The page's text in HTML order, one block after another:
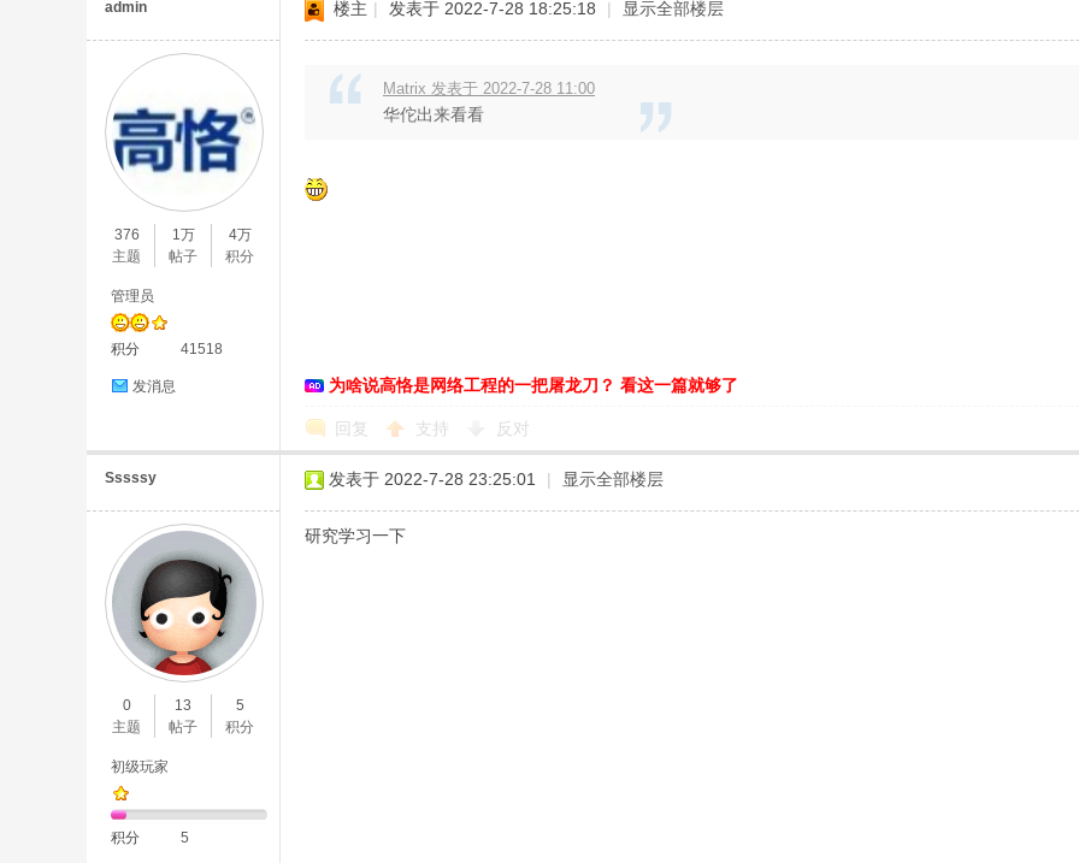
admin
376
主题
1万
帖子
4万
积分
管理员
积分 41518
发消息
楼主 | 发表于 2022-7-28 18:25:18 | 显示全部楼层
Matrix 发表于 2022-7-28 11:00
华佗出来看看
为啥说高恪是网络工程的一把屠龙刀？ 看这一篇就够了
回复 支持 反对
Sssssy
0
主题
13
帖子
5
积分
初级玩家
积分 5
发表于 2022-7-28 23:25:01 | 显示全部楼层
研究学习一下